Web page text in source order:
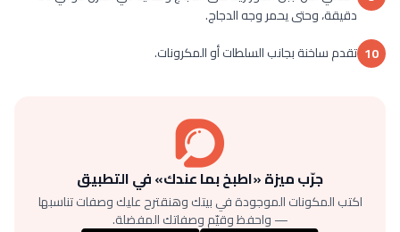
دقيقة، وحتى يحمر وجه الدجاج.
10 تقدم ساخنة بجانب السلطات أو المكرونات.
جرّب ميزة «اطبخ بما عندك» في التطبيق
اكتب المكونات الموجودة في بيتك وهنقترح عليك وصفات تناسبها
— واحفظ وقيّم وصفاتك المفضلة.